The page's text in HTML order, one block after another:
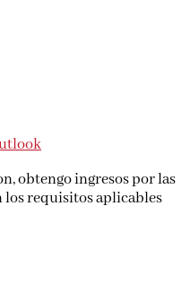
obtengo ingresos por las
los requisitos aplicables